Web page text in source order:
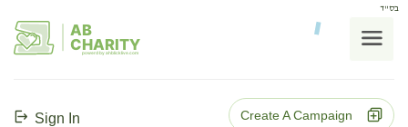
בס"ד
AB
CHARITY
powerd by ahblicklive.com
Sign In Create A Campaign